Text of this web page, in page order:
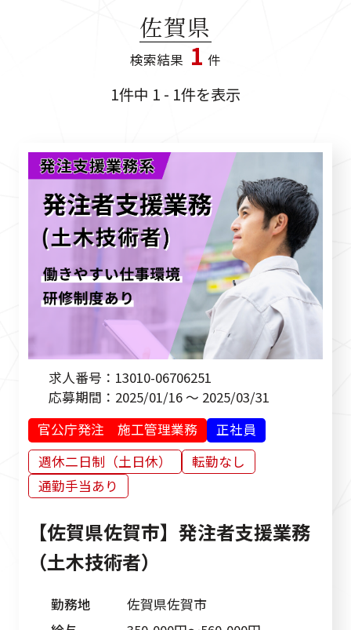
官公庁発注 施工管理業務
官公庁発注 設計・施工管理業務
民間発注 施工管理業務
民間発注 設計・施工管理業務
その他
佐賀県
検索結果 1 件
1件中 1 - 1件を表示
求人番号： 13010-06706251
応募期間： 2025/01/16 ～ 2025/03/31
官公庁発注 施工管理業務
正社員
週休二日制（土日休）
転勤なし
通勤手当あり
【佐賀県佐賀市】発注者支援業務
（土木技術者）
勤務地
佐賀県佐賀市